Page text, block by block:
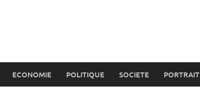
ECONOMIE POLITIQUE SOCIETE PORTRAIT